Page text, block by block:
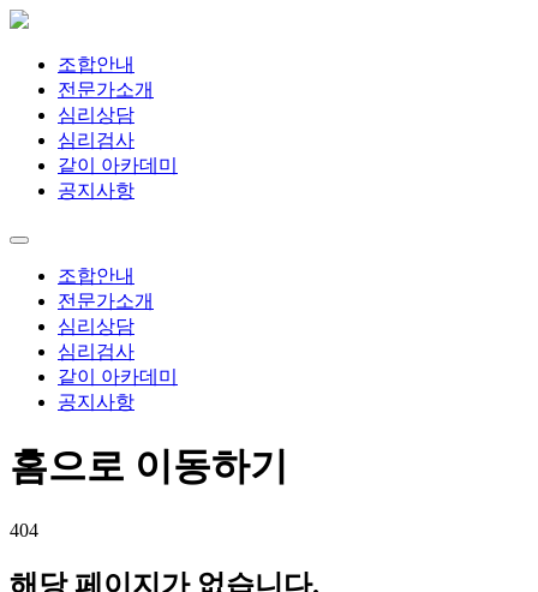
조합안내
전문가소개
심리상담
심리검사
같이 아카데미
공지사항
조합안내
전문가소개
심리상담
심리검사
같이 아카데미
공지사항
홈으로 이동하기
404
해당 페이지가 없습니다.